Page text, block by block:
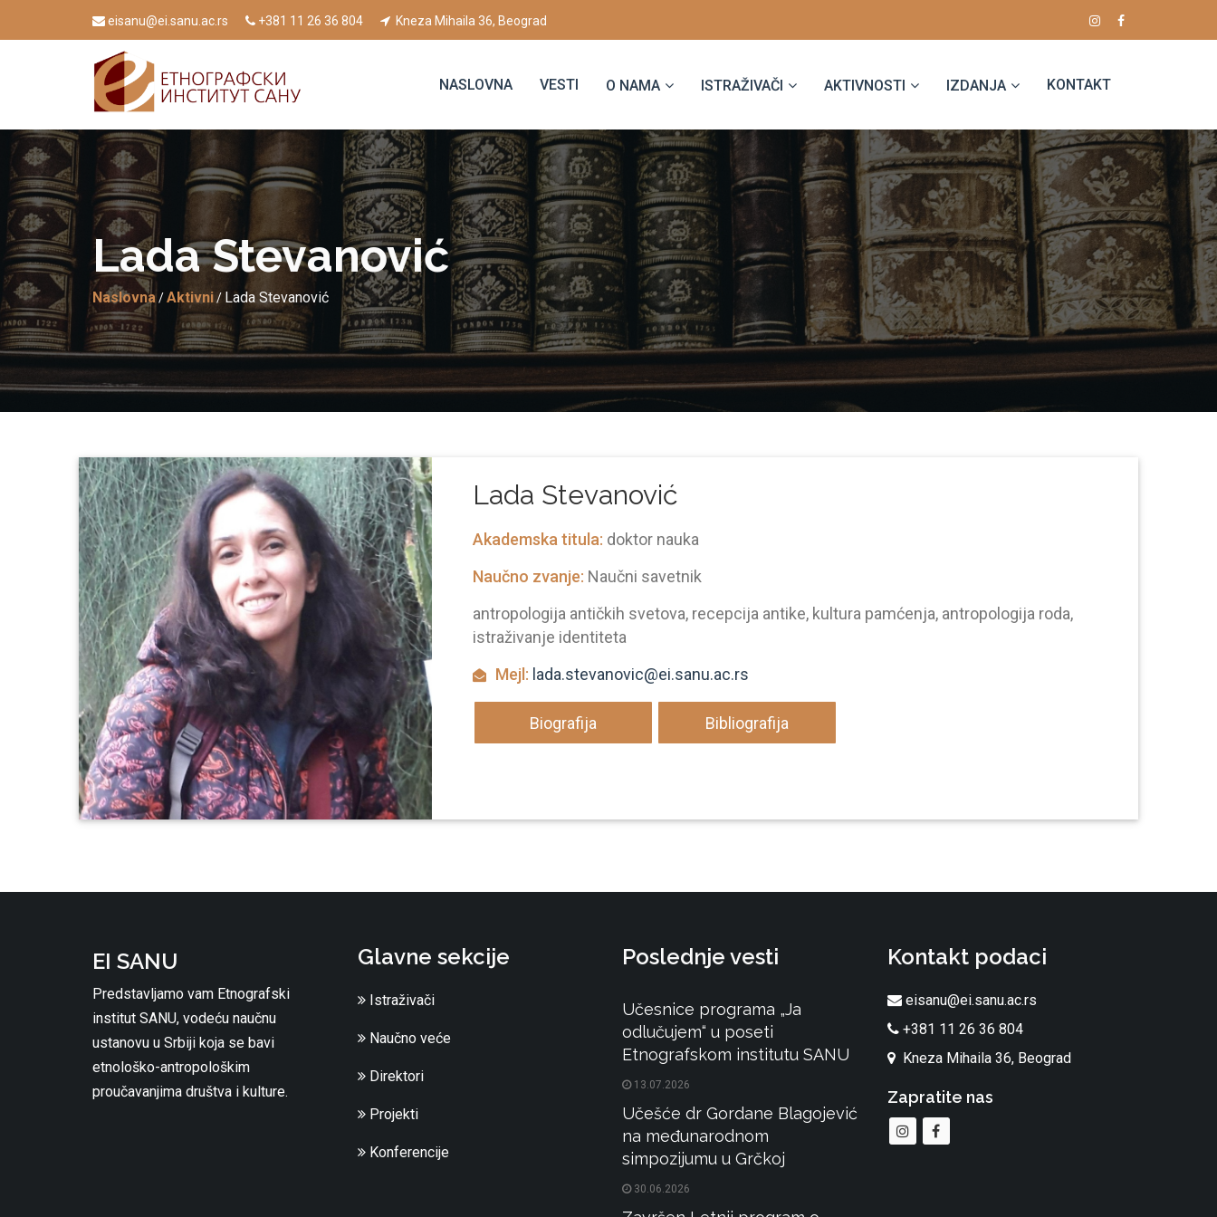
eisanu@ei.sanu.ac.rs +381 11 26 36 804 Kneza Mihaila 36, Beograd
NASLOVNA VESTI O NAMA ISTRAŽIVAČI AKTIVNOSTI IZDANJA KONTAKT
Lаdа Stevаnović
Naslovna/Aktivni/ Lаdа Stevаnović
Lаdа Stevаnović
Akademska titula: doktor nauka
Naučno zvanje: Naučni savetnik
antropologija antičkih svetova, recepcija antike, kultura pamćenja, antropologija roda,
istraživanje identiteta
Mejl: lada.stevanovic@ei.sanu.ac.rs
Biografija Bibliografija
EI SANU
Predstavljamo vam Etnografski
institut SANU, vodeću naučnu
ustanovu u Srbiji koja se bavi
etnološko-antropološkim
proučavanjima društva i kulture.
Glavne sekcije
Istraživači
Naučno veće
Direktori
Projekti
Konferencije
Poslednje vesti
Učesnice programa „Ja
odlučujem“ u poseti
Etnografskom institutu SANU
13.07.2026
Učešće dr Gordane Blagojević
na međunarodnom
simpozijumu u Grčkoj
30.06.2026
Kontakt podaci
eisanu@ei.sanu.ac.rs
+381 11 26 36 804
Kneza Mihaila 36, Beograd
Zapratite nas